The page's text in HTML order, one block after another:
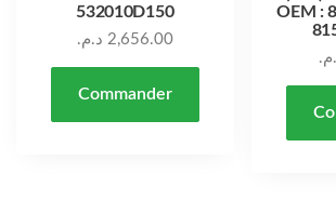
532010D150
2,656.00 د.م.
Commander
OEM :